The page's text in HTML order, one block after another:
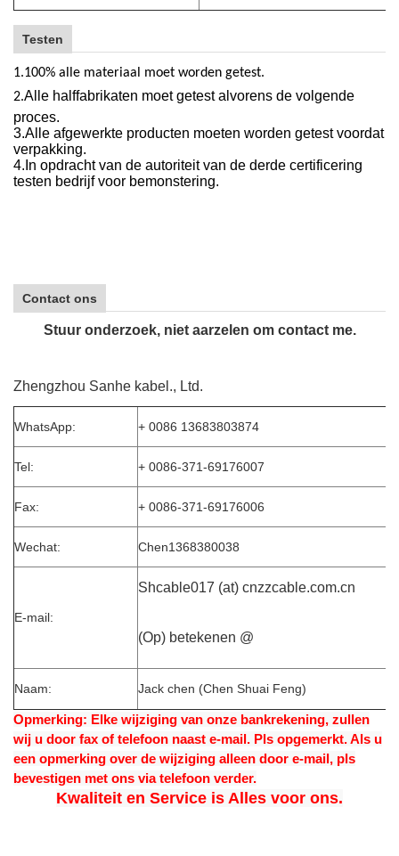
Testen
1.100% alle materiaal moet worden getest.
2.Alle halffabrikaten moet getest alvorens de volgende
proces.
3.Alle afgewerkte producten moeten worden getest voordat
verpakking.
4. In opdracht van de autoriteit van de derde certificering
testen bedrijf voor bemonstering.
Contact ons
Stuur onderzoek, niet aarzelen om contact me.
Zhengzhou Sanhe kabel., Ltd.
WhatsApp: + 0086 13683803874
Tel: + 0086-371-69176007
Fax: + 0086-371-69176006
Wechat: Chen1368380038
E-mail:
Shcable017 (at) cnzzcable.com.cn
(Op) betekenen @
Naam: Jack chen (Chen Shuai Feng)
Opmerking: Elke wijziging van onze bankrekening, zullen
wij u door fax of telefoon naast e-mail. Pls opgemerkt. Als u
een opmerking over de wijziging alleen door e-mail, pls
bevestigen met ons via telefoon verder.
Kwaliteit en Service is Alles voor ons.